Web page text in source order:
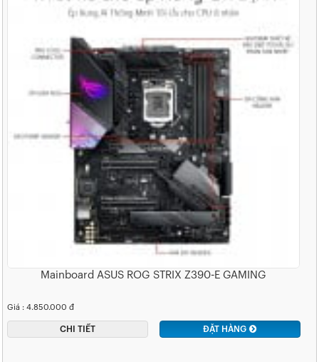
Mainboard ASUS ROG STRIX Z390-E GAMING
Giá : 4.850.000 đ
CHI TIẾT ĐẶT HÀNG